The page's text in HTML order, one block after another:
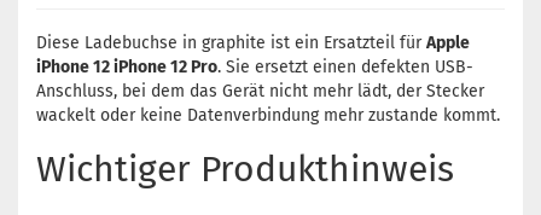
Diese Ladebuchse in graphite ist ein Ersatzteil fürApple
iPhone 12 iPhone 12 Pro. Sie ersetzt einen defekten USB-
Anschluss, bei dem das Gerät nicht mehr lädt, der Stecker
wackelt oder keine Datenverbindung mehr zustande kommt.
Wichtiger Produkthinweis